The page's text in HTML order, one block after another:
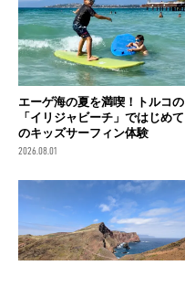
エーゲ海の夏を満喫！トルコの
「イリジャビーチ」ではじめて
のキッズサーフィン体験
2026.08.01